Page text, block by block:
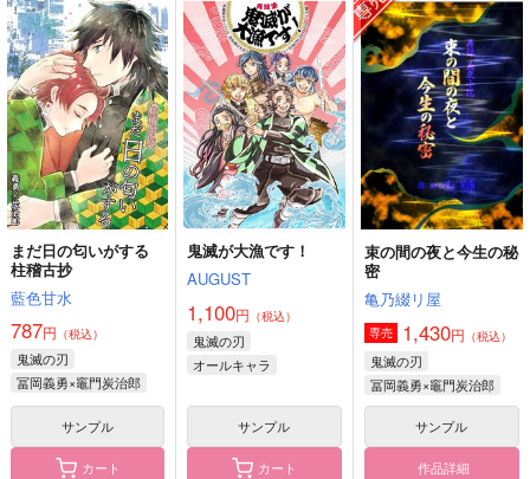
いつもおなじはなし。
さらば、ムー大陸
1,494 円（税込）
サンプル
作品詳細
愛の虚像
944
レオナ×女監督生
作品詳細
日常茶飯
春マンジャロ
891 円 （税込）
竈門炭治郎
サンプル
作品詳細
その名は春を待ちわび
て
がちょうさんマジッ
ク！
専売 702円（税込）
鬼滅の刃
栗花落カナヲ
不死川実弥
サンプル
カート
おひさまの見る夢
がちょうさんマジッ
ク！
専売 590円（税込）
鬼滅の刃
時透無一郎
小鉄
竈門炭治郎
サンプル
カート
きらきらひかる
がちょうさんマジッ
ク！
円（税込）
鬼滅の刃
竈門炭治郎×栗花落カナヲ
サンプル
カート
まだ日の匂いがする
柱稽古抄
藍色甘水
787円 （税込）
鬼滅の刃
冨岡義勇×竈門炭治郎
サンプル
カート
鬼滅が大漁です！
AUGUST
1,100円 （税込）
鬼滅の刃
オールキャラ
かまぼこ隊
サンプル
カート
束の間の夜と今生の秘
密
亀乃綴リ屋
専売 1,430円 （税込）
鬼滅の刃
冨岡義勇×竈門炭治郎
サンプル
作品詳細